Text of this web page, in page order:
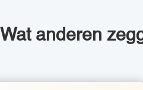
Wat anderen